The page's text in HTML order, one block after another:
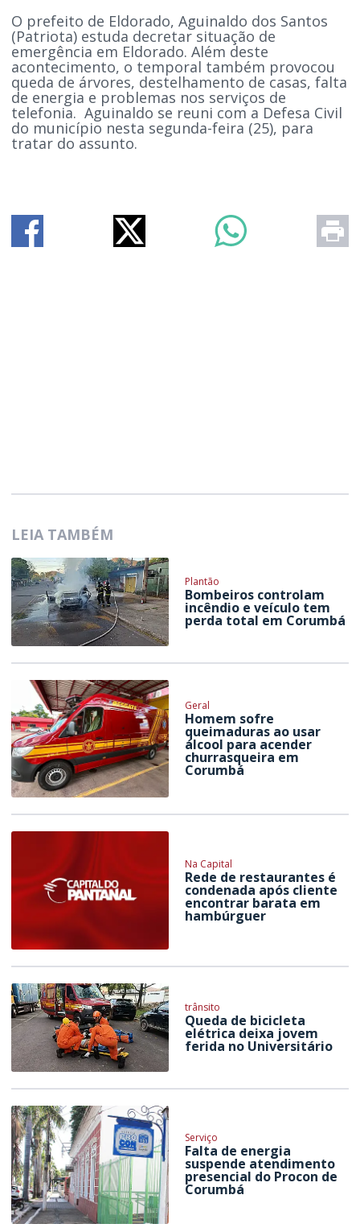
O prefeito de Eldorado, Aguinaldo dos Santos
(Patriota) estuda decretar situação de
emergência em Eldorado. Além deste
acontecimento, o temporal também provocou
queda de árvores, destelhamento de casas, falta
de energia e problemas nos serviços de
telefonia. Aguinaldo se reuni com a Defesa Civil
do município nesta segunda-feira (25), para
tratar do assunto.
LEIA TAMBÉM
Plantão
Bombeiros controlam
incêndio e veículo tem
perda total em Corumbá
Geral
Homem sofre
queimaduras ao usar
álcool para acender
churrasqueira em
Corumbá
Na Capital
Rede de restaurantes é
condenada após cliente
encontrar barata em
hambúrguer
trânsito
Queda de bicicleta
elétrica deixa jovem
ferida no Universitário
Serviço
Falta de energia
suspende atendimento
presencial do Procon de
Corumbá